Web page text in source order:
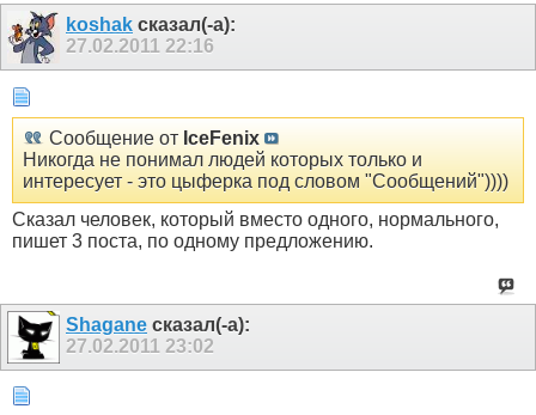
koshak сказал(-а):
27.02.2011 22:16
Сообщение от IceFenix
Никогда не понимал людей которых только и
интересует - это цыферка под словом "Сообщений"))))
Сказал человек, который вместо одного, нормального,
пишет 3 поста, по одному предложению.
Shagane сказал(-а):
27.02.2011 23:02